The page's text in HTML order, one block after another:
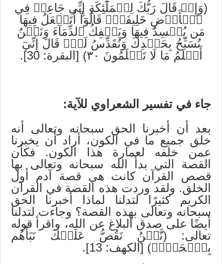
(وَإِذۡ قَالَ رَبُّكَ لِلۡمَلَٰٓئِكَةِ إِنِّي جَاعِلٞ فِي
ٱلۡأَرۡضِ خَلِيفَةٗۖ قَالُوٓاْ أَتَجۡعَلُ فِيهَا
مَن يُفۡسِدُ فِيهَا وَيَسۡفِكُ ٱلدِّمَآءَ وَنَحۡنُ
نُسَبِّحُ بِحَمۡدِكَ وَنُقَدِّسُ لَكَۖ قَالَ إِنِّيٓ
أَعۡلَمُ مَا لَا تَعۡلَمُونَ ٣٠) [البقرة: 30].
جاء في تفسير الشعراوي للآية:
بعد أن أخبرنا الحق سبحانه وتعالى أنه
خلق جميع ما في الكون، أراد أن يخبرنا
عمن خلفه لعمارة هذا الكون. فكأن
القصة التي بدأ الله سبحانه وتعالى بها
قصص القرآن كانت هي قصة آدم أول
الخلق. ولقد وردت هذه القصة في القرآن
الكريم كثيرًا لتدلنا لماذا أخبرنا الحق
سبحانه وتعالى بهذه القصة؟ وجاءت لتدلنا
أيضًا على صدق البلاغ عن الله، واقرأ قوله
تعالى: (نَّحۡنُ نَقُصُّ عَلَيۡكَ نَبَأَهُم
بِٱلۡحَقِّۚ) [الكهف: 13].